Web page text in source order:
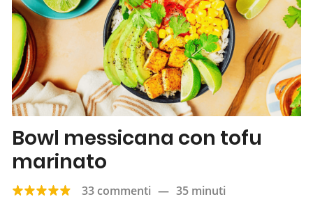
Bowl messicana con tofu
marinato
33 commenti — 35 minuti